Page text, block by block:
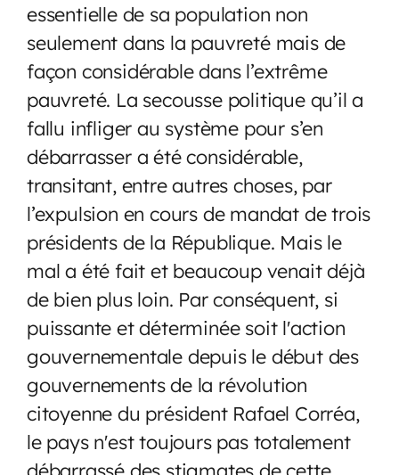
essentielle de sa population non
seulement dans la pauvreté mais de
façon considérable dans l’extrême
pauvreté. La secousse politique qu’il a
fallu infliger au système pour s’en
débarrasser a été considérable,
transitant, entre autres choses, par
l’expulsion en cours de mandat de trois
présidents de la République. Mais le
mal a été fait et beaucoup venait déjà
de bien plus loin. Par conséquent, si
puissante et déterminée soit l'action
gouvernementale depuis le début des
gouvernements de la révolution
citoyenne du président Rafael Corréa,
le pays n'est toujours pas totalement
débarrassé des stigmates de cette